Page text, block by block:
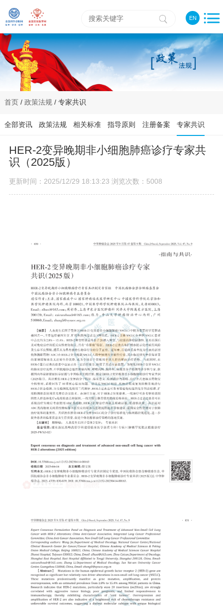
EN
首页/ 政策法规/ 专家共识
全部资讯 政策法规 相关标准 指导原则 注册备案 专家共识
HER-2变异晚期非小细胞肺癌诊疗专家共
识（2025版）
更新时间：2025/12/29 18:13:23 浏览次数：5008